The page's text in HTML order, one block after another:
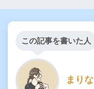
この記事を書いた人
まりな